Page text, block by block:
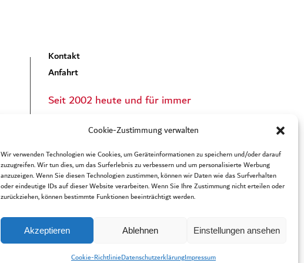
Cookie-Zustimmung verwalten
Wir verwenden Technologien wie Cookies, um Geräteinformationen zu speichern und/oder darauf
zuzugreifen. Wir tun dies, um das Surferlebnis zu verbessern und um personalisierte Werbung
anzuzeigen. Wenn Sie diesen Technologien zustimmen, können wir Daten wie das Surfverhalten
oder eindeutige IDs auf dieser Website verarbeiten. Wenn Sie Ihre Zustimmung nicht erteilen oder
zurückziehen, können bestimmte Funktionen beeinträchtigt werden.
Akzeptieren Ablehnen Einstellungen ansehen
Coo­kie-Richt­li­nieDaten­schutz­er­klä­rungImpres­sum
Kon­takt
Anfahrt
Seit 2002 heu­te und für immer